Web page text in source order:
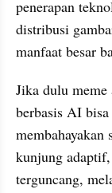
penerapan
distribusi
manfaat besar
Jika dulu
berbasis AI
kunjung
terguncang,